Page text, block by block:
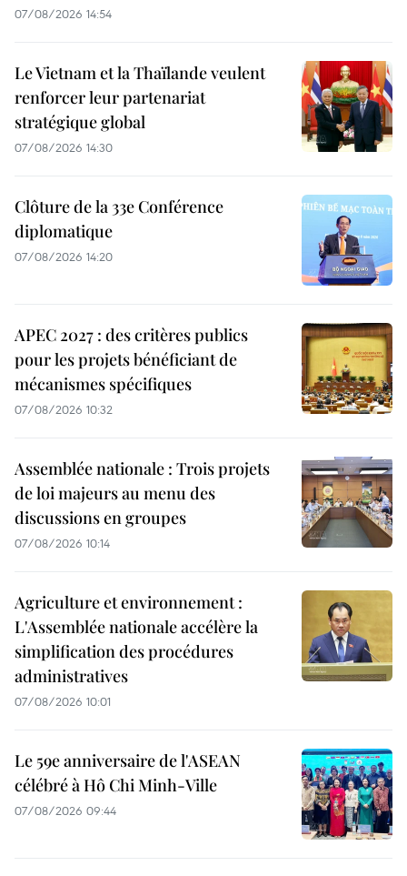
07/08/2026 14:54
Le Vietnam et la Thaïlande veulent
renforcer leur partenariat
stratégique global
07/08/2026 14:30
Clôture de la 33e Conférence
diplomatique
07/08/2026 14:20
APEC 2027 : des critères publics
pour les projets bénéficiant de
mécanismes spécifiques
07/08/2026 10:32
Assemblée nationale : Trois projets
de loi majeurs au menu des
discussions en groupes
07/08/2026 10:14
Agriculture et environnement :
L'Assemblée nationale accélère la
simplification des procédures
administratives
07/08/2026 10:01
Le 59e anniversaire de l'ASEAN
célébré à Hô Chi Minh-Ville
07/08/2026 09:44